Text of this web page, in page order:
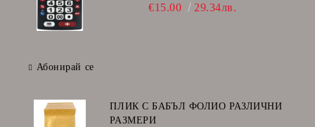
€15.00 29.34лв.
Абонирай се
ПЛИК С БАБЪЛ ФОЛИО РАЗЛИЧНИ
РАЗМЕРИ